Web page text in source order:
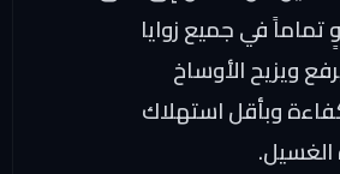
في جميع زوايا
ويزيح الأوساخ
وبأقل استهلاك